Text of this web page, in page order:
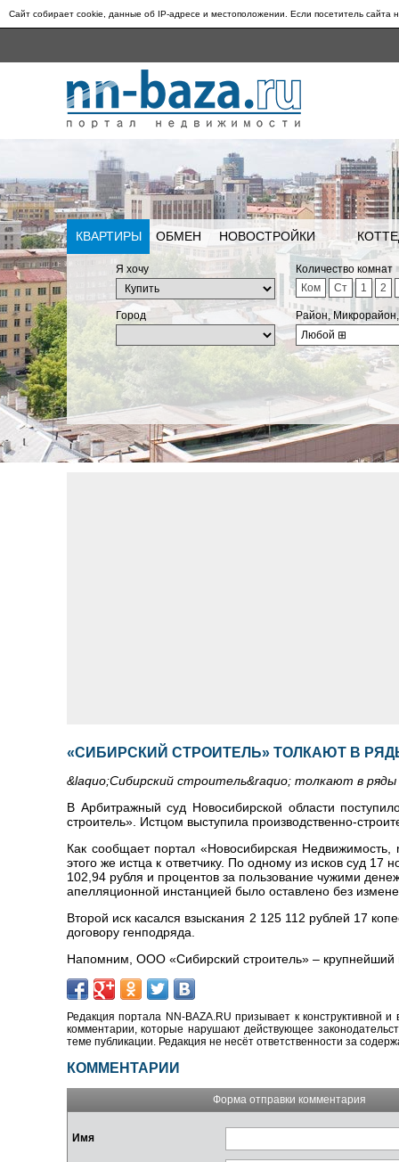
Сайт собирает cookie, данные об IP-адресе и местоположении. Если посетитель сайта
КВАРТИРЫ ОБМЕН НОВОСТРОЙКИ
Я хочу
Количество комнат
Ком
Ст 1 2
Город
Район,
Любой ⊞
«СИБИРСКИЙ СТРОИТЕЛЬ» ТОЛКАЮТ В
&laquo;Сибирский строитель&raquo; толкают в
В Арбитражный суд Новосибирской области
строитель». Истцом выступила производственно-
Как сообщает портал «Новосибирская
этого же истца к ответчику. По одному из исков суд
102,94 рубля и процентов за пользование чужими
апелляционной инстанцией было оставлено без
Второй иск касался взыскания 2 125 112 рублей 17
договору генподряда.
Напомним, ООО «Сибирский строитель» – крупнейший
Редакция портала NN-BAZA.RU призывает к конструктивной
комментарии, которые нарушают действующее
теме публикации. Редакция не несёт ответственности за
КОММЕНТАРИИ
Форма отправки комментария
Имя